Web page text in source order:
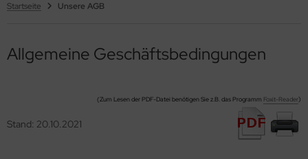
Startseite Unsere AGB
Allgemeine Geschäftsbedingungen
(Zum Lesen der PDF-Datei benötigen Sie z.B. das Programm Foxit-Reader)
Stand: 20.10.2021
Netzteil Sets